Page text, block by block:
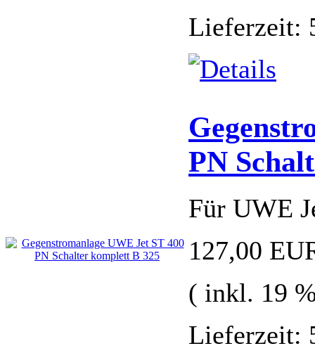
Lieferzeit:
PN
Für UWE
127,00
( inkl. 19
Lieferzeit: